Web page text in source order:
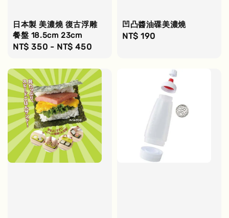
日本製 美濃燒 復古浮雕
餐盤 18.5cm 23cm
Regular
NT$ 350 - NT$ 450
凹凸醬油碟美濃燒
Regular
NT$ 190